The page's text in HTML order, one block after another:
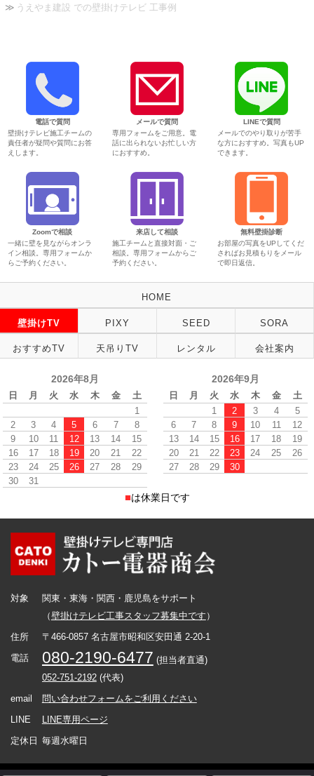
うえやま建設 での壁掛けテレビ 工事例
電話で質問
壁掛けテレビ施工チームの
責任者が疑問や質問にお答
えします。
メールで質問
専用フォームをご用意。電
話に出られないお忙しい方
におすすめ。
LINEで質問
メールでのやり取りが苦手
な方におすすめ。写真もUP
できます。
Zoomで相談
一緒に壁を見ながらオンラ
イン相談。専用フォームか
らご予約ください。
来店して相談
施工チームと直接対面・ご
相談。専用フォームからご
予約ください。
無料壁掛診断
お部屋の写真をUPしてくだ
さればお見積もりをメール
で即日返信。
HOME
壁掛けTV PIXY SEED SORA
おすすめTV 天吊りTV レンタル 会社案内
2026年8月
日 月 火 水 木 金
土
1
2
3 4 5 6 7
8
9
10 11 12 13 14
15
16
17 18 19 20 21
22
23
24 25 26 27 28
29
30
31
2026年9月
日 月 火 水 木 金
土
1
2 3 4
5
6
7 8 9 10 11
12
13
14 15 16 17 18
19
20
21 22 23 24 25
26
27
28 29 30
■は休業日です
対象
関東・東海・関西・鹿児島をサポート
（壁掛けテレビ工事スタッフ募集中です ）
住所
〒466-0857 名古屋市昭和区安田通 2-20-1
電話
080-2190-6477 (担当者直通)
052-751-2192(代表)
email
問い合わせフォームをご利用ください
LINE
LINE専用ページ
定休日 毎週水曜日